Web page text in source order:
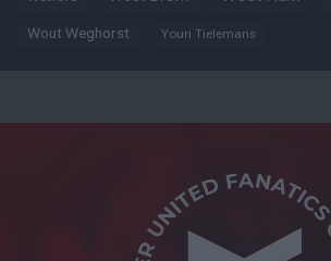
Wout Weghorst Youri Tielemans